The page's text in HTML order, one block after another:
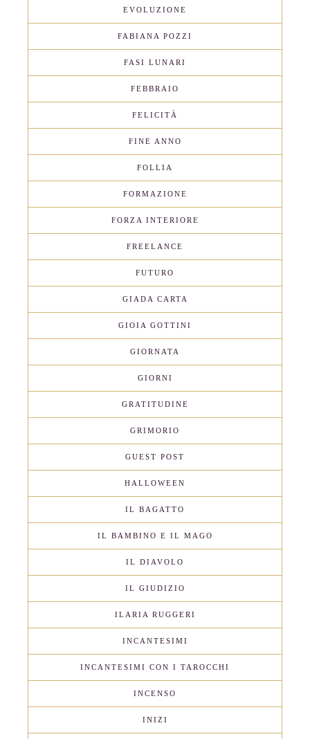
EVOLUZIONE
FABIANA POZZI
FASI LUNARI
FEBBRAIO
FELICITÀ
FINE ANNO
FOLLIA
FORMAZIONE
FORZA INTERIORE
FREELANCE
FUTURO
GIADA CARTA
GIOIA GOTTINI
GIORNATA
GIORNI
GRATITUDINE
GRIMORIO
GUEST POST
HALLOWEEN
IL BAGATTO
IL BAMBINO E IL MAGO
IL DIAVOLO
IL GIUDIZIO
ILARIA RUGGERI
INCANTESIMI
INCANTESIMI CON I TAROCCHI
INCENSO
INIZI